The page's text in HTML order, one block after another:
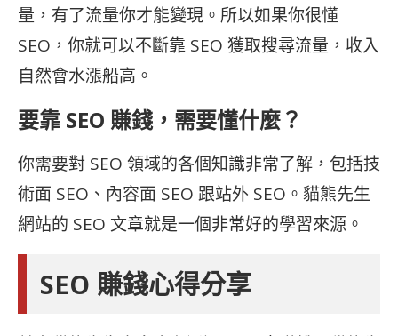
量，有了流量你才能變現。所以如果你很懂
SEO，你就可以不斷靠 SEO 獲取搜尋流量，收入
自然會水漲船高。
要靠 SEO 賺錢，需要懂什麼？
你需要對 SEO 領域的各個知識非常了解，包括技
術面 SEO、內容面 SEO 跟站外 SEO。貓熊先生
網站的 SEO 文章就是一個非常好的學習來源。
SEO 賺錢心得分享